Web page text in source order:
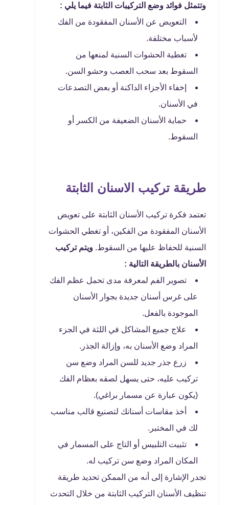
وتتمثل فوائد وضع التركيبات الثابتة فيما يلي :
التعويض عن الأسنان المفقودة من الفك
لأسباب مختلفة.
تغطية الحشوات السنية لمنعها من
السقوط بعد سحب العصب وحشو السن.
إخفاء الأجزاء الداكنة أو بعض التصدعات
في الأسنان.
حماية الأسنان الضعيفة من الكسر أو
السقوط.
طريقة تركيب الاسنان الثابتة
تعتمد فكرة تركيب الأسنان الثابتة على تعويض
الأسنان المفقودة من الفكين، أو تغطي الحشوات
السنية للحفاظ عليها من السقوط. ويتم تركيب
الأسنان بالطريقة التالية :
تصوير الفم لمعرفة مدى تحمل عظم الفك
على غرس أسنان جديدة بجوار الأسنان
الموجودة بالفعل.
علاج جميع المشاكل في اللثة في الجزء
المراد وضع الأسنان به، وإزالة الجذر.
زرع جذر جديد للسن المراد وضع سن
تركيب عليه، حتى يسهل لصقه بعظام الفك
(يكون عبارة عن مسمار براغي).
أخذ مقاسات أسنانك لتصنيع قالب مناسب
لك في المختبر.
تثبيت التلبيس أو التاج على المسمار في
المكان المراد وضع سن تركيب له.
تجدر الإشارة إلى أنه من الممكن تحديد طريقة
تنظيف الأسنان التركيب الثابتة من خلال التحدث